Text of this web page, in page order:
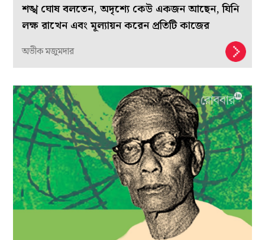
শঙ্খ ঘোষ বলতেন, অদৃশ্যে কেউ একজন আছেন, যিনি
লক্ষ রাখেন এবং মূল্যায়ন করেন প্রতিটি কাজের
অভীক মজুমদার